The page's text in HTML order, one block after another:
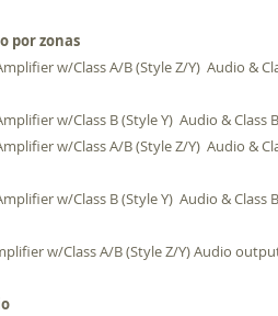
por zonas
w/Class A/B (Style Z/Y) Audio &
w/Class B (Style Y) Audio & Class
w/Class A/B (Style Z/Y) Audio &
w/Class B (Style Y) Audio & Class
w/Class A/B (Style Z/Y) Audio